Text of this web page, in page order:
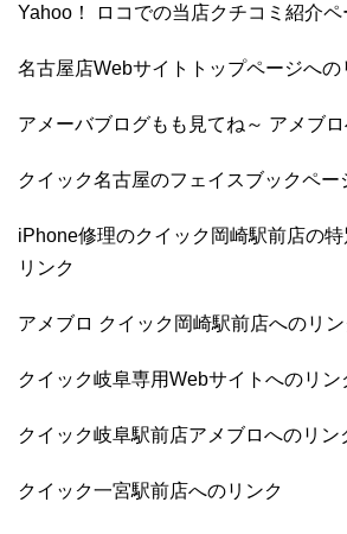
Yahoo！ ロコでの当店クチコミ紹介ペ
名古屋店Webサイトトップページへの
アメーバブログもも見てね～ アメブ
クイック名古屋のフェイスブックペー
iPhone修理のクイック岡崎駅前店の
リンク
アメブロ クイック岡崎駅前店へのリン
クイック岐阜専用Webサイトへのリン
クイック岐阜駅前店アメブロへのリン
クイック一宮駅前店へのリンク